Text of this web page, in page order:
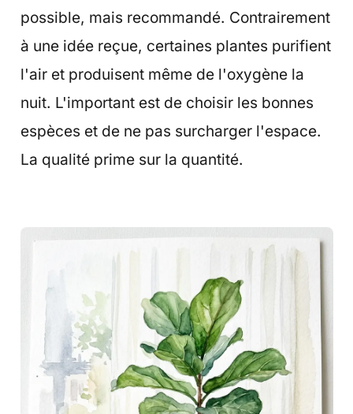
possible, mais recommandé. Contrairement
à une idée reçue, certaines plantes purifient
l'air et produisent même de l'oxygène la
nuit. L'important est de choisir les bonnes
espèces et de ne pas surcharger l'espace.
La qualité prime sur la quantité.